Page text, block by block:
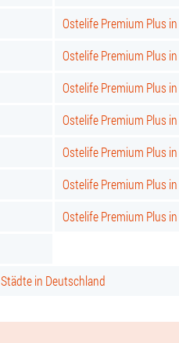
Ostelife Premium Plus
Ostelife Premium Plus
Ostelife Premium Plus
Ostelife Premium Plus
Ostelife Premium Plus
Ostelife Premium Plus
Ostelife Premium Plus
Städte in Deutschland